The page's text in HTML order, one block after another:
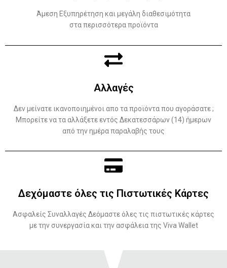
Άμεση Εξυπηρέτηση και μεγάλη διαθεσιμότητα
στα περισσότερα προϊόντα
Αλλαγές
Δεν μείνατε ικανοποιημένοι απο τα προϊόντα που αγοράσατε ;
Μπορείτε να τα αλλάξετε εντός Δεκατεσσάρων (14) ήμερων
από την ημέρα παραλαβής τους
Δεχόμαστε όλες τις Πιστωτικές Κάρτες
Ασφαλείς Συναλλαγές Δεόμαστε όλες τις πιστωτικές κάρτες
με την συνεργασία και την ασφάλεια της Viva Wallet